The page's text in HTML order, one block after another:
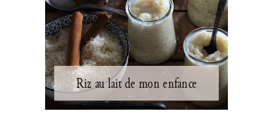
Riz au lait de mon enfance